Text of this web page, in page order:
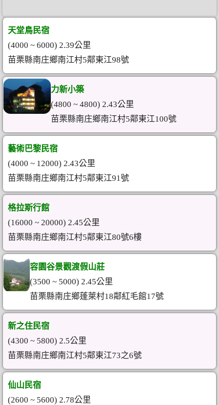
天堂鳥民宿
(4000 ~ 6000) 2.39公里
苗栗縣南庄鄉南江村5鄰東江98號
力新小築
(4800 ~ 4800) 2.43公里
苗栗縣南庄鄉南江村5鄰東江100號
藝術巴黎民宿
(4000 ~ 12000) 2.43公里
苗栗縣南庄鄉南江村5鄰東江91號
格拉斯行館
(16000 ~ 20000) 2.45公里
苗栗縣南庄鄉南江村5鄰東江80號6樓
容園谷景觀渡假山莊
(3500 ~ 5000) 2.45公里
苗栗縣南庄鄉蓬萊村18鄰紅毛館17號
新之住民宿
(4300 ~ 5800) 2.5公里
苗栗縣南庄鄉南江村5鄰東江73之6號
仙山民宿
(2600 ~ 5600) 2.78公里